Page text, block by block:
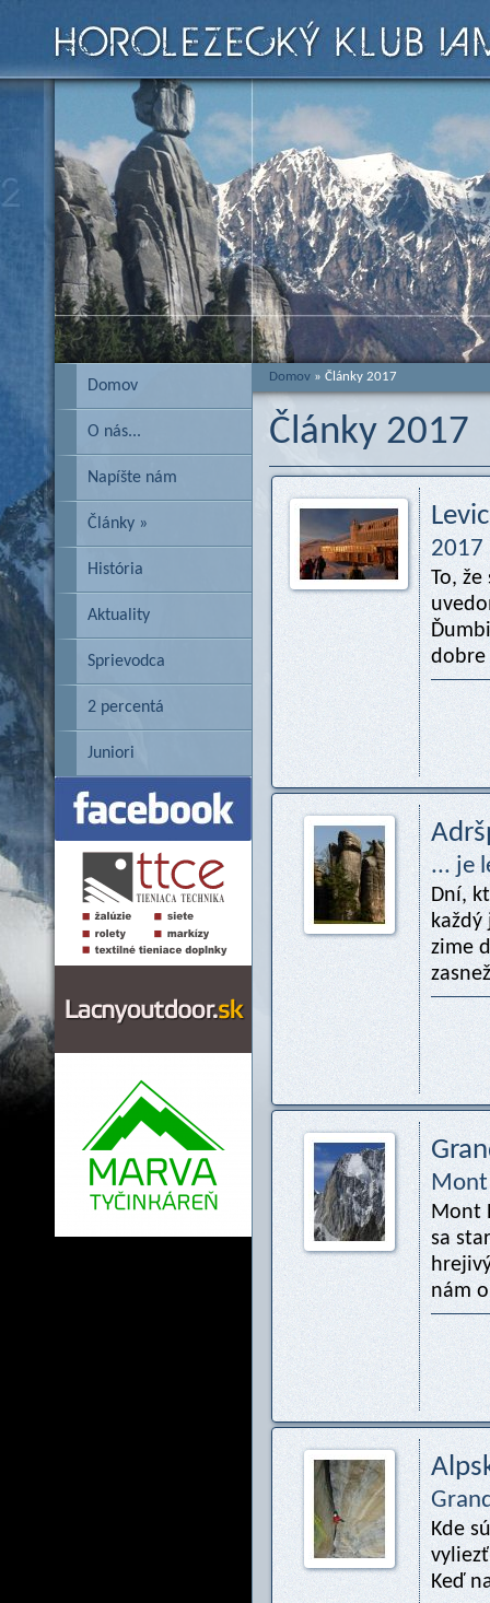
Domov
O nás...
Napíšte nám
Články »
História
Aktuality
Sprievodca
2 percentá
Juniori
Domov » Články 2017
Články 2017
2017
To,
dobre
... je
Dní,
každý
zime
Mont
Mont
sa
nám
Kde
Keď